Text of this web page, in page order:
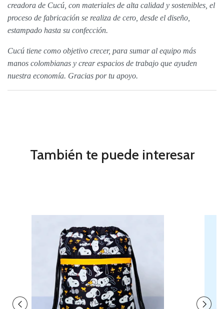
creadora de Cucú, con materiales de alta calidad y sostenibles, el
proceso de fabricación se realiza de cero, desde el diseño,
estampado hasta su confección.
Cucú tiene como objetivo crecer, para sumar al equipo más
manos colombianas y crear espacios de trabajo que ayuden
nuestra economía. Gracias por tu apoyo.
También te puede interesar